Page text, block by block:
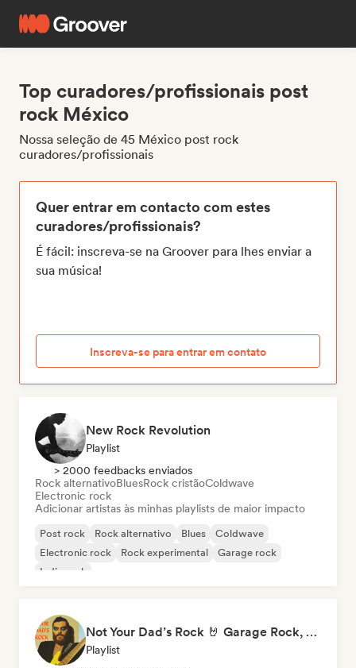
Top curadores/profissionais post
rock México
Nossa seleção de 45 México post rock
curadores/profissionais
Quer entrar em contacto com estes
curadores/profissionais?
É fácil: inscreva-se na Groover para lhes enviar a
sua música!
Inscreva-se para entrar em contato
New Rock Revolution
Playlist
> 2000 feedbacks enviados
Rock alternativoBluesRock cristãoColdwave
Electronic rock
Adicionar artistas às minhas playlists de maior impacto
Post rock Rock alternativo Blues
Coldwave
Electronic rock
Rock experimental
Garage rock
Indie rock
Not Your Dad’s Rock 🤘 Garage Rock, Alt-Rock & Indie Anthems
Playlist